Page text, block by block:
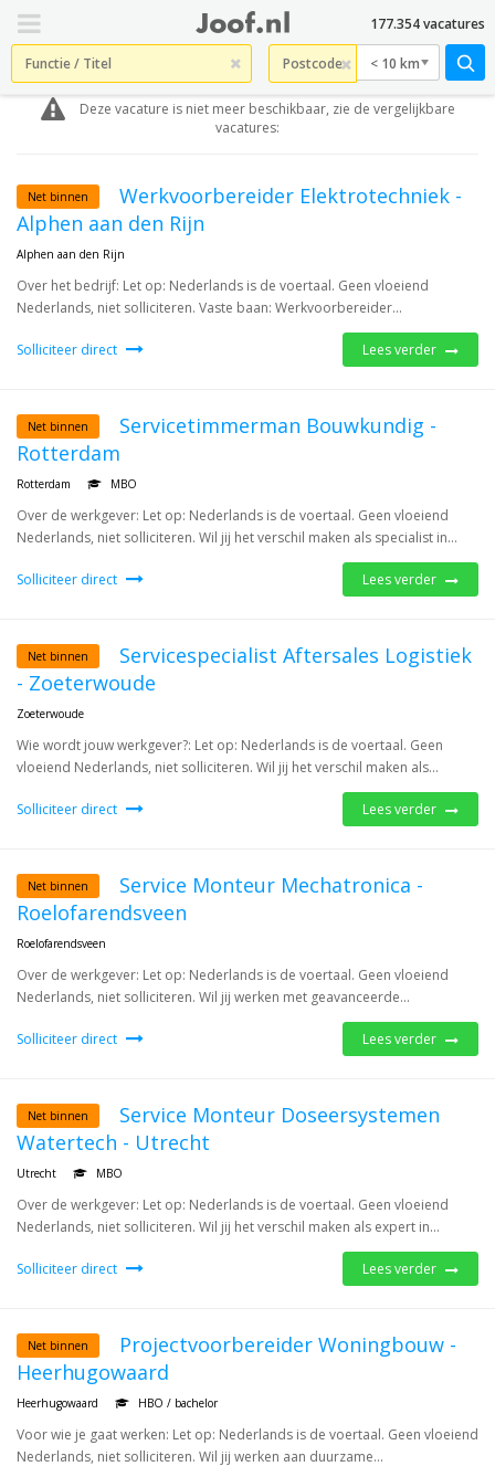
< 10 km
177.354 vacatures
Deze vacature is niet meer beschikbaar, zie de vergelijkbare
vacatures:
Net binnen
Werkvoorbereider Elektrotechniek -
Alphen aan den Rijn
Alphen aan den Rijn
Over het bedrijf: Let op: Nederlands is de voertaal. Geen vloeiend
Nederlands, niet solliciteren. Vaste baan: Werkvoorbereider...
Solliciteer direct Lees verder
Net binnen
Servicetimmerman Bouwkundig -
Rotterdam
Rotterdam MBO
Over de werkgever: Let op: Nederlands is de voertaal. Geen vloeiend
Nederlands, niet solliciteren. Wil jij het verschil maken als specialist in...
Solliciteer direct Lees verder
Net binnen
Servicespecialist Aftersales Logistiek
- Zoeterwoude
Zoeterwoude
Wie wordt jouw werkgever?: Let op: Nederlands is de voertaal. Geen
vloeiend Nederlands, niet solliciteren. Wil jij het verschil maken als...
Solliciteer direct Lees verder
Net binnen
Service Monteur Mechatronica -
Roelofarendsveen
Roelofarendsveen
Over de werkgever: Let op: Nederlands is de voertaal. Geen vloeiend
Nederlands, niet solliciteren. Wil jij werken met geavanceerde...
Solliciteer direct Lees verder
Net binnen
Service Monteur Doseersystemen
Watertech - Utrecht
Utrecht MBO
Over de werkgever: Let op: Nederlands is de voertaal. Geen vloeiend
Nederlands, niet solliciteren. Wil jij het verschil maken als expert in...
Solliciteer direct Lees verder
Net binnen
Projectvoorbereider Woningbouw -
Heerhugowaard
Heerhugowaard HBO / bachelor
Voor wie je gaat werken: Let op: Nederlands is de voertaal. Geen vloeiend
Nederlands, niet solliciteren. Wil jij werken aan duurzame...